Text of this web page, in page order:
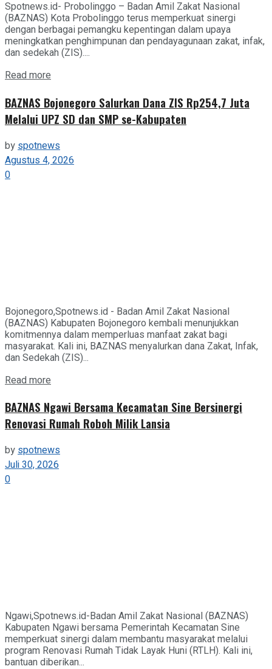
Spotnews.id- Probolinggo – Badan Amil Zakat Nasional
(BAZNAS) Kota Probolinggo terus memperkuat sinergi
dengan berbagai pemangku kepentingan dalam upaya
meningkatkan penghimpunan dan pendayagunaan zakat, infak,
dan sedekah (ZIS)....
Read more
BAZNAS Bojonegoro Salurkan Dana ZIS Rp254,7 Juta
Melalui UPZ SD dan SMP se-Kabupaten
by spotnews
Agustus 4, 2026
0
Bojonegoro,Spotnews.id - Badan Amil Zakat Nasional
(BAZNAS) Kabupaten Bojonegoro kembali menunjukkan
komitmennya dalam memperluas manfaat zakat bagi
masyarakat. Kali ini, BAZNAS menyalurkan dana Zakat, Infak,
dan Sedekah (ZIS)...
Read more
BAZNAS Ngawi Bersama Kecamatan Sine Bersinergi
Renovasi Rumah Roboh Milik Lansia
byspotnews
Juli 30, 2026
0
Ngawi,Spotnews.id-Badan Amil Zakat Nasional (BAZNAS)
Kabupaten Ngawi bersama Pemerintah Kecamatan Sine
memperkuat sinergi dalam membantu masyarakat melalui
program Renovasi Rumah Tidak Layak Huni (RTLH). Kali ini,
bantuan diberikan...